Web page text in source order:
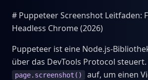
# Puppeteer Screenshot Leitfaden:
Headless Chrome (2026)
Puppeteer ist eine Node.js-
über das DevTools Protocol
page.screenshot()
auf, um einen